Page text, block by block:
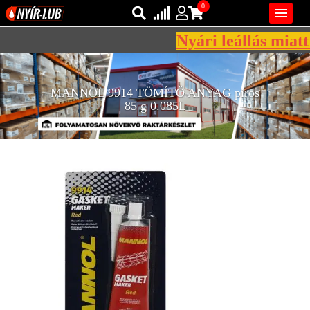
REGISZTRÁCIÓ
KENŐANYAGOK
VISZKOZITÁSOK

Bejelentkezés
Regisztráció
0
AZ ÖN KOSARA ÜRES
Nyári leállás miatt
MANNOL 9914 TÖMÍTŐ ANYAG piros
85 g 0.085L